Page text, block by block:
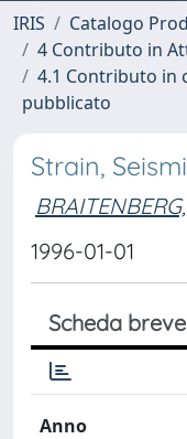
IRIS
Catalogo
4 Contributo in
4.1 Contributo in
pubblicato
Strain,
1996-01-01
Scheda breve
Anno